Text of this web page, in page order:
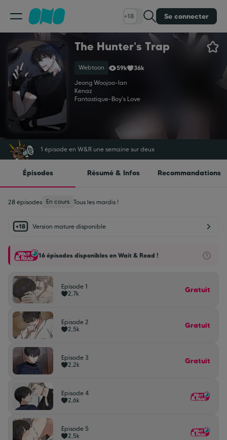
+18 Se connecter
Classement
Calendrier
Bibliothèque
Cadeaux
The Hunter's Trap
Webtoon 59k
36k
Jeong Woojoo-Ian
Kenaz
Fantastique-Boy's Love
1 épisode en W&R une semaine sur deux
Épisodes Résumé & Infos Recommandations
28 épisodes En cours Tous les mardis !
Version mature disponible
16 épisodes disponibles en Wait & Read !
Episode 1
2,7k
Gratuit
Episode 2
2,5k
Gratuit
Episode 3
2,2k
Gratuit
Episode 4
2,6k
Episode 5
2,5k